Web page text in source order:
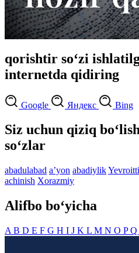
qorishtir so‘zi
internetda qidiring
Google Яндекс Bing
Siz uchun qiziq
so‘zlar
abadulabad aʼyon abadiylik
achinish Xorazmiy
Alifbo bo‘yicha
A B D E F G H I J K L M N O PQ